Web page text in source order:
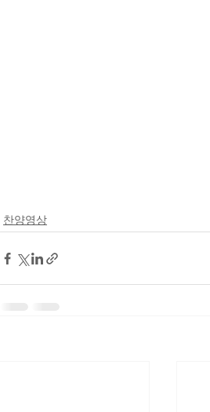
찬양영상